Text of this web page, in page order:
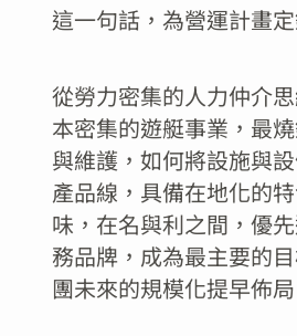
這一句話，為營運計畫定
從勞力密集的人力仲介
本密集的遊艇事業，最
與維護，如何將設施與
產品線，具備在地化的
味，在名與利之間，優
務品牌，成為最主要的
團未來的規模化提早佈局